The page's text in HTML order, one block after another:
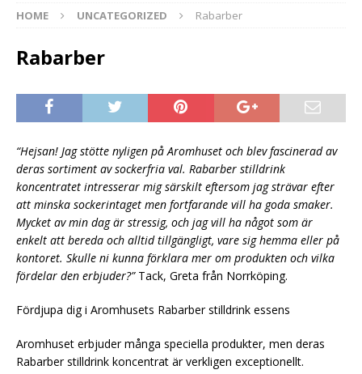
HOME UNCATEGORIZED Rabarber
Rabarber
“Hejsan! Jag stötte nyligen på Aromhuset och blev fascinerad av
deras sortiment av sockerfria val. Rabarber stilldrink
koncentratet intresserar mig särskilt eftersom jag strävar efter
att minska sockerintaget men fortfarande vill ha goda smaker.
Mycket av min dag är stressig, och jag vill ha något som är
enkelt att bereda och alltid tillgängligt, vare sig hemma eller på
kontoret. Skulle ni kunna förklara mer om produkten och vilka
fördelar den erbjuder?”Tack, Greta från Norrköping.
Fördjupa dig i Aromhusets Rabarber stilldrink essens
Aromhuset erbjuder många speciella produkter, men deras
Rabarber stilldrink koncentrat är verkligen exceptionellt.